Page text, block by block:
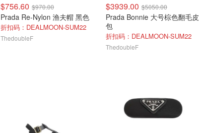
$756.60 $970.00
Prada Re-Nylon 渔夫帽 黑色
折扣码：DEALMOON-SUM22
ThedoubleF
$3939.00 $5050.00
Prada Bonnie 大号棕色翻毛皮
包
折扣码：DEALMOON-SUM22
ThedoubleF